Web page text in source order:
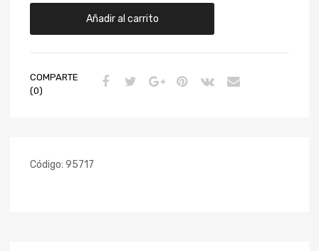
Añadir al carrito
COMPARTE
(0)
Código: 95717